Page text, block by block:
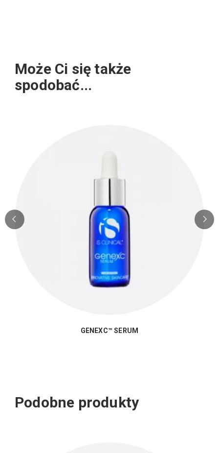
Może Ci się także
spodobać...
GENEXC™ SERUM
Podobne produkty